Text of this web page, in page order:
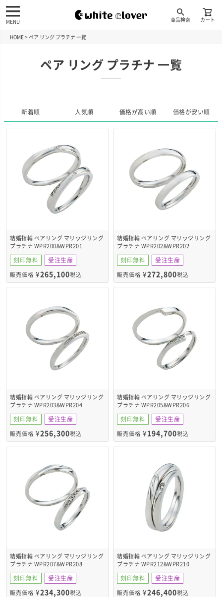
商品検索 カート
MENU
HOME ペア リング プラチナ 一覧
ペア リング プラチナ 一覧
新着順 人気順 価格が高い順 価格が安い順
結婚指輪 ペアリング マリッジリング
プラチナ WPR200&WPR201
刻印無料 受注生産
販売価格 ¥265,100税込
結婚指輪 ペアリング マリッジリング
プラチナ WPR202&WPR202
刻印無料 受注生産
販売価格 ¥272,800税込
結婚指輪 ペアリング マリッジリング
プラチナ WPR203&WPR204
刻印無料 受注生産
販売価格 ¥256,300税込
結婚指輪 ペアリング マリッジリング
プラチナ WPR205&WPR206
刻印無料 受注生産
販売価格 ¥194,700税込
結婚指輪 ペアリング マリッジリング
プラチナ WPR207&WPR208
刻印無料 受注生産
販売価格 ¥234,300税込
結婚指輪 ペアリング マリッジリング
プラチナ WPR212&WPR210
刻印無料 受注生産
販売価格 ¥246,400税込